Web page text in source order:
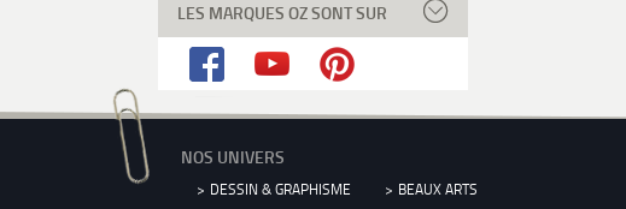
LES MARQUES OZ SONT SUR
NOS UNIVERS
DESSIN & GRAPHISME
BEAUX ARTS